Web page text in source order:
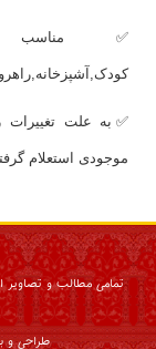
✅ مناسب برای
✅به علت تغییرات
موجودی استعلام
تمامی مطالب و
طراحی و